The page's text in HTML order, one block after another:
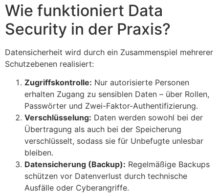
Wie funktioniert Data
Security in der Praxis?
Datensicherheit wird durch ein Zusammenspiel mehrerer
Schutzebenen realisiert:
Zugriffskontrolle: Nur autorisierte Personen
erhalten Zugang zu sensiblen Daten – über Rollen,
Passwörter und Zwei-Faktor-Authentifizierung.
Verschlüsselung: Daten werden sowohl bei der
Übertragung als auch bei der Speicherung
verschlüsselt, sodass sie für Unbefugte unlesbar
bleiben.
Datensicherung (Backup): Regelmäßige Backups
schützen vor Datenverlust durch technische
Ausfälle oder Cyberangriffe.